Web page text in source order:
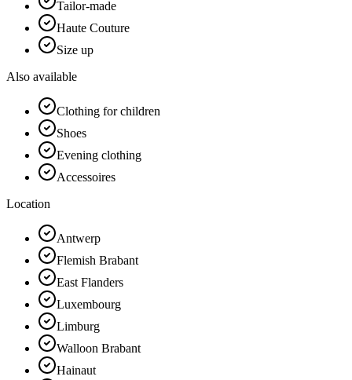
Tailor-made
Haute Couture
Size up
Also available
Clothing for children
Shoes
Evening clothing
Accessoires
Location
Antwerp
Flemish Brabant
East Flanders
Luxembourg
Limburg
Walloon Brabant
Hainaut